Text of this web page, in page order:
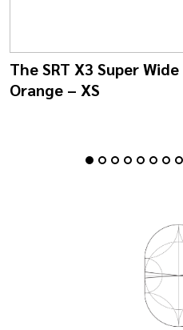
The SRT X3 Super
Orange – XS